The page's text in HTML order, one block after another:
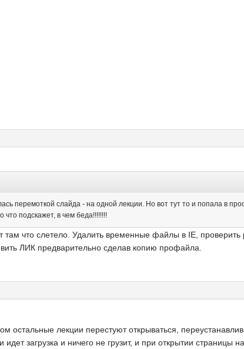
перемоткой слайда - на одной лекции. Но вот тут то и попала в
что подскажет, в чем беда!!!!!!!!
что слетело. Удалить временные файлы в IE,
ЛИК предварительно сделав копию профайла.
остальные лекции перестуют открываться,
загрузка и ничего не грузит, и при открытии страницы